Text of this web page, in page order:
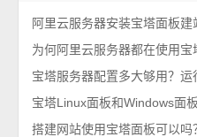
阿里云服务器安装宝塔面板建
为何阿里云服务器都在使用宝
宝塔Linux面板和Windows面